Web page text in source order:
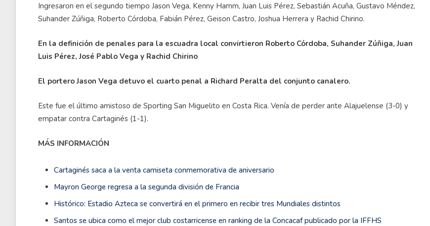
Ingresaron en el segundo tiempo Jason Vega, Kenny Hamm, Juan Luis Pérez, Sebastián Acuña, Gustavo Méndez,
Suhander Zúñiga, Roberto Córdoba, Fabián Pérez, Geison Castro, Joshua Herrera y Rachid Chirino.
En la definición de penales para la escuadra local convirtieron Roberto Córdoba, Suhander Zúñiga, Juan
Luis Pérez, José Pablo Vega y Rachid Chirino
El portero Jason Vega detuvo el cuarto penal a Richard Peralta del conjunto canalero.
Este fue el último amistoso de Sporting San Miguelito en Costa Rica. Venía de perder ante Alajuelense (3-0) y
empatar contra Cartaginés (1-1).
MÁS INFORMACIÓN
Cartaginés saca a la venta camiseta conmemorativa de aniversario
Mayron George regresa a la segunda división de Francia
Histórico: Estadio Azteca se convertirá en el primero en recibir tres Mundiales distintos
Santos se ubica como el mejor club costarricense en ranking de la Concacaf publicado por la IFFHS